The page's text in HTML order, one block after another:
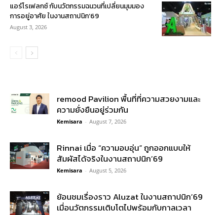
แอร์โรเฟลกซ์ กับนวัตกรรมฉนวนที่เปลี่ยนมุมมอง
การอยู่อาศัย ในงานสถาปนิก’69
August 3, 2026
remood Pavilion พื้นที่ที่ความสวยงามและ
ความยั่งยืนอยู่ร่วมกัน
Kemisara - August 7, 2026
Rinnai เมื่อ “ความอบอุ่น” ถูกออกแบบให้
สัมผัสได้จริงในงานสถาปนิก’69
Kemisara - August 5, 2026
ย้อนชมเรื่องราว Aluzat ในงานสถาปนิก’69
เมื่อนวัตกรรมเติบโตไปพร้อมกับกาลเวลา